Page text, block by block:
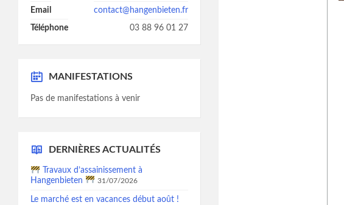
Email contact@hangenbieten.fr
Téléphone 03 88 96 01 27
MANIFESTATIONS
Pas de manifestations à venir
DERNIÈRES ACTUALITÉS
Travaux d’assainissement à
Hangenbieten
31/07/2026
Le marché est en vacances début août !